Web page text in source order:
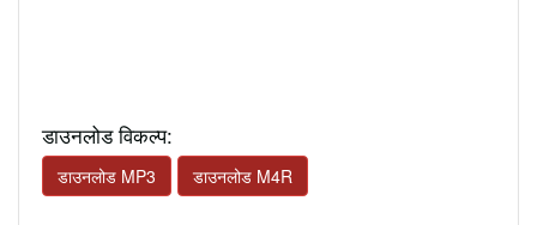
डाउनलोड विकल्प:
डाउनलोड MP3 डाउनलोड M4R